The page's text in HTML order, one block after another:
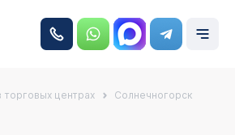
торговых центрах Солнечногорск